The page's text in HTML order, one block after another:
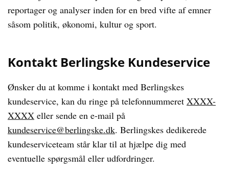
reportager og analyser inden for en bred vifte af emner
såsom politik, økonomi, kultur og sport.
Kontakt Berlingske Kundeservice
Ønsker du at komme i kontakt med Berlingskes
kundeservice, kan du ringe på telefonnummeret XXXX-
XXXX eller sende en e-mail på
kundeservice@berlingske.dk. Berlingskes dedikerede
kundeserviceteam står klar til at hjælpe dig med
eventuelle spørgsmål eller udfordringer.